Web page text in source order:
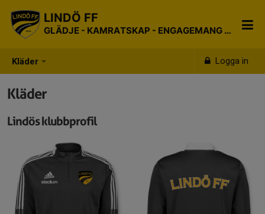
Kläder Logga in
LINDÖ FF
GLÄDJE - KAMRATSKAP - ENGAGEMANG - RESPEKT
Kläder
Lindös klubbprofil